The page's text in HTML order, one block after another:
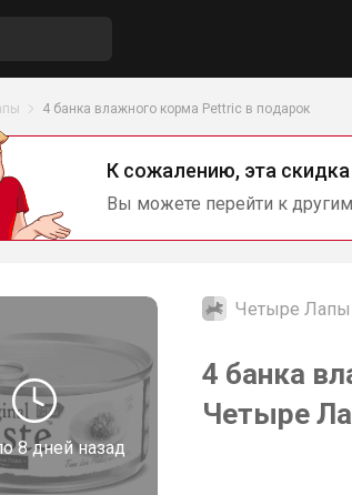
4 банка влажного корма Pettric в подарок
К сожалению, эта скидка
Вы можете перейти к
8 дней назад
Четыре Лапы
4 банка
Четыре